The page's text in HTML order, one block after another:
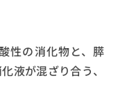
性の消化物と、膵
液が混ざり合う、